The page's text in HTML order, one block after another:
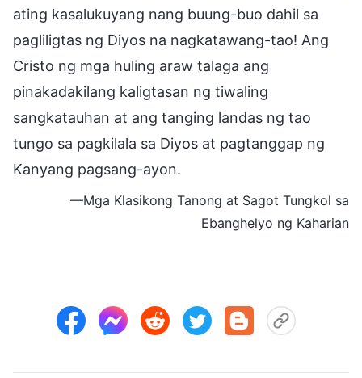
ating kasalukuyang nang buung-buo dahil sa
pagliligtas ng Diyos na nagkatawang-tao! Ang
Cristo ng mga huling araw talaga ang
pinakadakilang kaligtasan ng tiwaling
sangkatauhan at ang tanging landas ng tao
tungo sa pagkilala sa Diyos at pagtanggap ng
Kanyang pagsang-ayon.
—Mga Klasikong Tanong at Sagot Tungkol sa
Ebanghelyo ng Kaharian